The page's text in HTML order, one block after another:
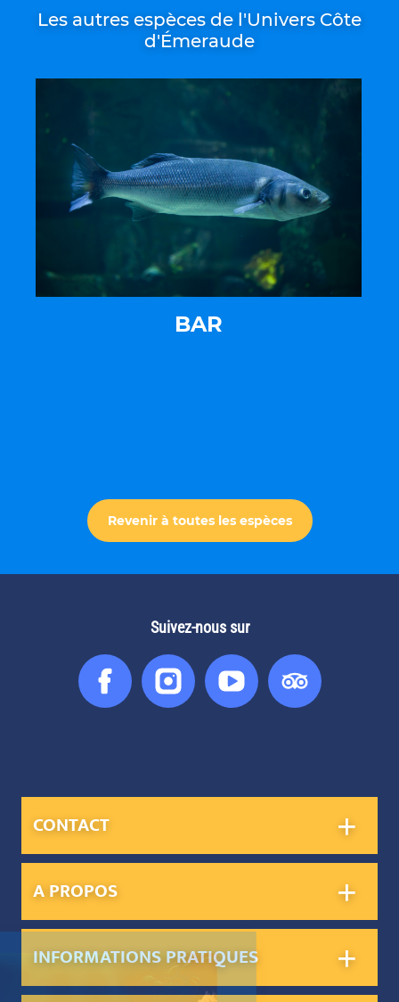
Les autres espèces de l'Univers Côte
d'Émeraude
BAR
Revenir à toutes les espèces
Suivez-nous sur
FacebookInstagram
You
Tube
CONTACT
A PROPOS
INFORMATIONS PRATIQUES